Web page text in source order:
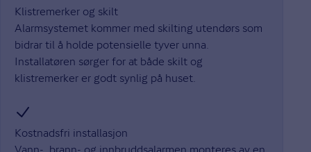
Klistremerker og skilt
Alarmsystemet kommer med skilting utendørs som
bidrar til å holde potensielle tyver unna.
Installatøren sørger for at både skilt og
klistremerker er godt synlig på huset.
Kostnadsfri installasjon